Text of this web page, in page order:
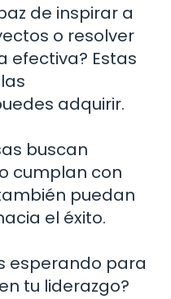
de inspirar a
o resolver
efectiva? Estas
adquirir.
buscan
cumplan con
puedan
el éxito.
esperando para
tu liderazgo?